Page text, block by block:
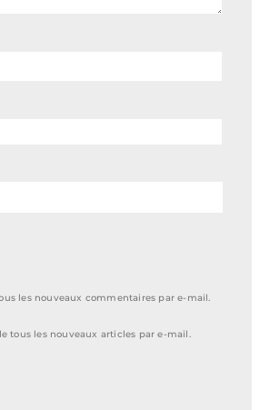
les nouveaux commentaires par e-mail.
tous les nouveaux articles par e-mail.